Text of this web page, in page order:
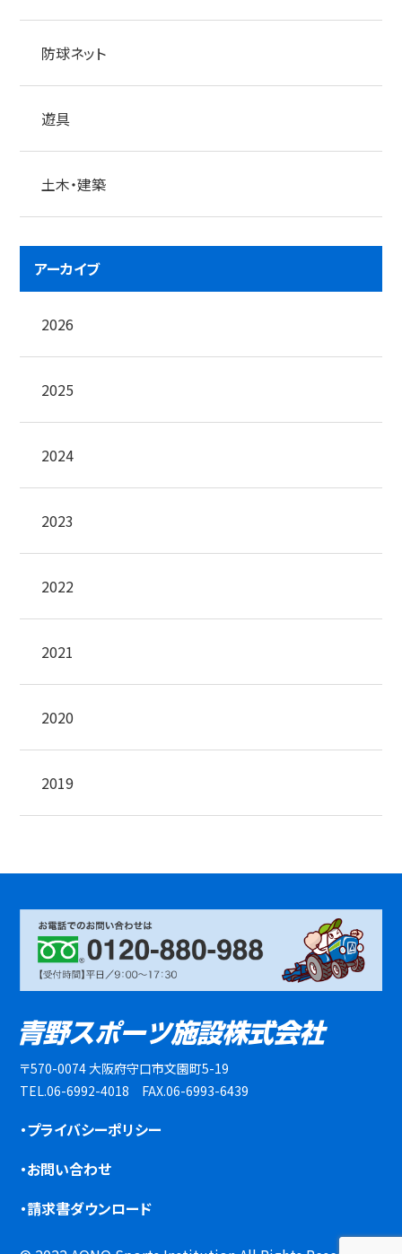
防球ネット
遊具
土木・建築
アーカイブ
2026
2025
2024
2023
2022
2021
2020
2019
〒570-0074 大阪府守口市文園町5-19
TEL.06-6992-4018 FAX.06-6993-6439
・プライバシーポリシー
・お問い合わせ
・請求書ダウンロード